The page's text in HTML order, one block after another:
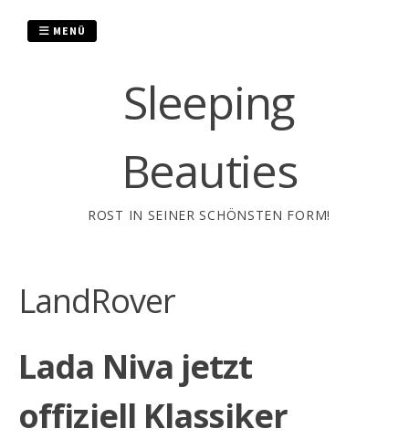
Sleeping
Beauties
ROST IN SEINER SCHÖNSTEN FORM!
MENÜ
LandRover
Lada Niva jetzt
offiziell Klassiker